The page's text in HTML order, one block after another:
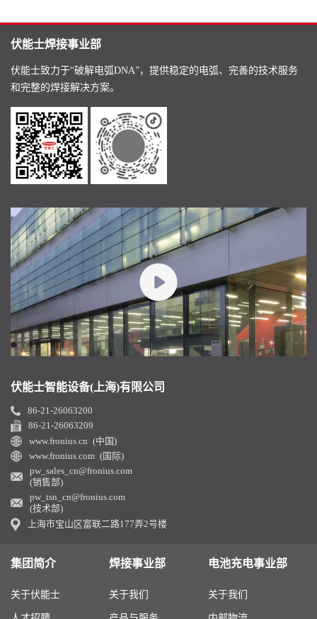
伏能士焊接事业部
伏能士致力于“破解电弧DNA”，提供稳定的电弧、完善的技术服务
和完整的焊接解决方案。
伏能士智能设备(上海)有限公司
86-21-26063200
86-21-26063209
www.fronius.cn (中国)
www.fronius.com (国际)
pw_sales_cn@fronius.com
(销售部)
pw_tsn_cn@fronius.com
(技术部)
上海市宝山区富联二路177弄2号楼
集团简介
关于伏能士
焊接事业部
关于我们
电池充电事业部
关于我们